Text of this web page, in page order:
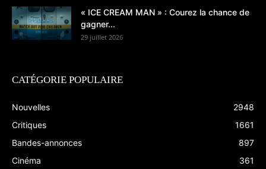
« ICE CREAM MAN » : Courez la chance de
gagner...
29 juillet 2026
CATÉGORIE POPULAIRE
Nouvelles
2948
Critiques
1661
Bandes-annonces
897
Cinéma
361